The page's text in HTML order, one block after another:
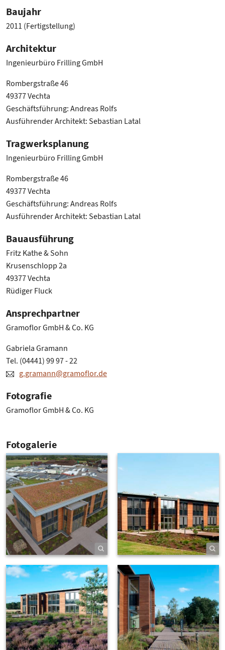
Baujahr
2011 (Fertigstellung)
Architektur
Ingenieurbüro Frilling GmbH
Rombergstraße 46
49377 Vechta
Geschäftsführung: Andreas Rolfs
Ausführender Architekt: Sebastian Latal
Tragwerksplanung
Ingenieurbüro Frilling GmbH
Rombergstraße 46
49377 Vechta
Geschäftsführung: Andreas Rolfs
Ausführender Architekt: Sebastian Latal
Bauausführung
Fritz Kathe & Sohn
Krusenschlopp 2a
49377 Vechta
Rüdiger Fluck
Ansprechpartner
Gramoflor GmbH & Co. KG
Gabriela Gramann
Tel. (04441) 99 97 - 22
g.gramann@gramoflor.de
Fotografie
Gramoflor GmbH & Co. KG
Fotogalerie